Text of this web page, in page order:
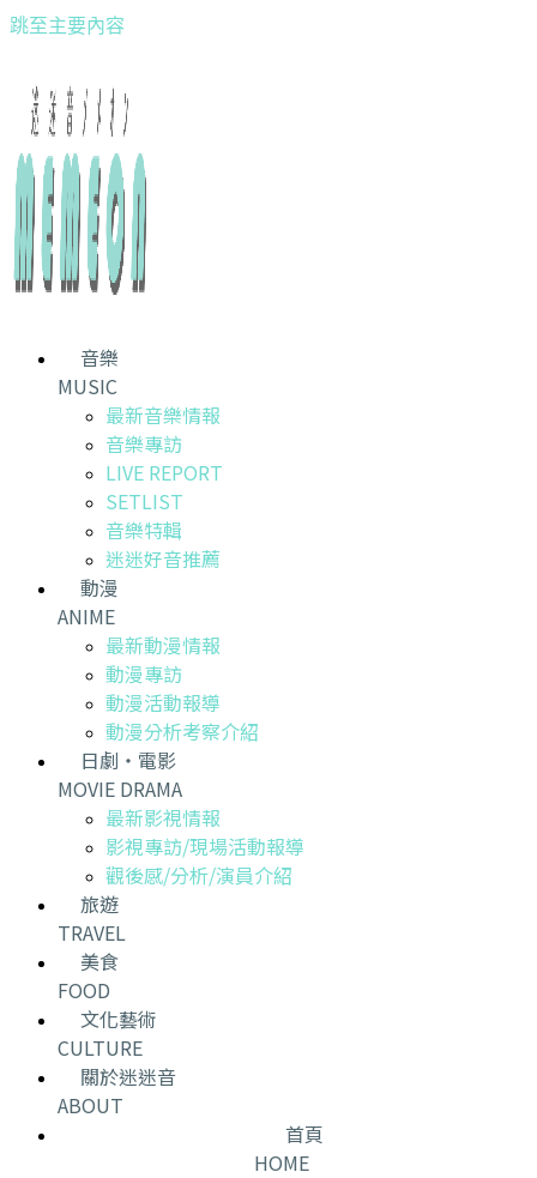
跳至主要內容
音樂
MUSIC
最新音樂情報
音樂專訪
LIVE REPORT
SETLIST
音樂特輯
迷迷好音推薦
動漫
ANIME
最新動漫情報
動漫專訪
動漫活動報導
動漫分析考察介紹
日劇・電影
MOVIE DRAMA
最新影視情報
影視專訪/現場活動報導
觀後感/分析/演員介紹
旅遊
TRAVEL
美食
FOOD
文化藝術
CULTURE
關於迷迷音
ABOUT
首頁
HOME